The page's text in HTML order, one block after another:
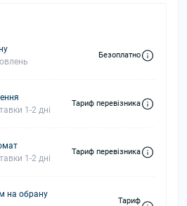
Безоплатно
1-2 дні
Тариф перевізника
1-2 дні
Тариф перевізника
на обрану
Тариф